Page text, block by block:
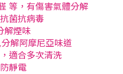
等，有傷害氣體分解
菌抗病毒
解煙味
解阿摩尼亞味道
適合多次清洗
防靜電